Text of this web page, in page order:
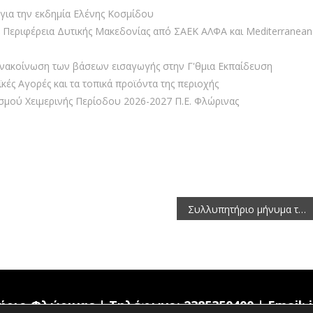
την εκδημία Ελένης Κοσμίδου
Δυτικής Μακεδονίας από ΣΑEK ΑΛΦΑ και Mediterranean
των βάσεων εισαγωγής στην Γ'θμια Εκπαίδευση
Αγορές και τα τοπικά προϊόντα της περιοχής
Χειμερινής Περίοδου 2026-2027 Π.Ε. Φλώρινας
Συλλυπητήριο μήνυμα του Αντιπεριφερειάρχη Φλώρινας για τον θάνατο της Ντάνης Δοσίου
Φλώρινας | Τηλέφωνο: 2385350400 |